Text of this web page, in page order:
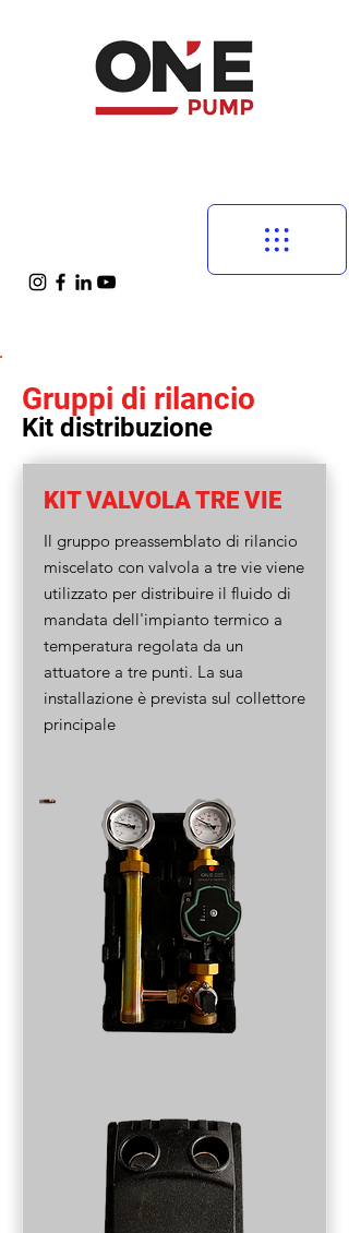
Gruppi di rilancio
Kit distribuzione
KIT VALVOLA TRE VIE
Il gruppo preassemblato di rilancio
miscelato con valvola a tre vie viene
utilizzato per distribuire il fluido di
mandata dell'impianto termico a
temperatura regolata da un
attuatore a tre punti. La sua
installazione è prevista sul collettore
principale